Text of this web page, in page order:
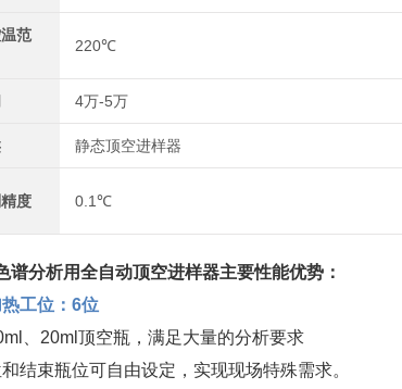
范
220℃
4万-5万
静态顶空进样器
度 0.1℃
谱分析用全自动顶空进样器主要性能优势：
工位：6位
、20ml顶空瓶，满足大量的分析要求
结束瓶位可自由设定，实现现场特殊需求。